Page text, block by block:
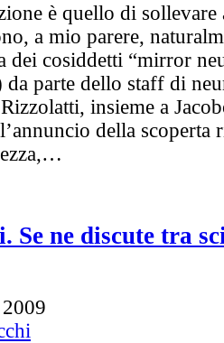
è quello di sollevare
a mio parere,
dei cosiddetti “mirror
da parte dello staff di
insieme a
della scoperta
Se ne discute tra